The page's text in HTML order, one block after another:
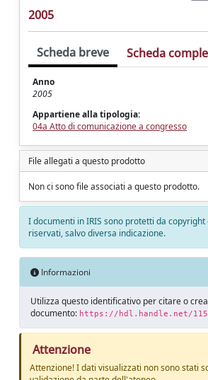
2005
Scheda breve Scheda
Anno
2005
Appartiene alla tipologia:
04a Atto di comunicazione a congresso
File allegati a questo prodotto
Non ci sono file associati a questo prodotto.
I documenti in IRIS sono protetti da
riservati, salvo diversa indicazione.
Informazioni
Utilizza questo identificativo per citare o
documento: https://hdl.handle.net/
Attenzione
Attenzione! I dati visualizzati non sono stati